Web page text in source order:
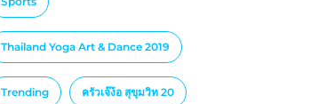
Thailand Yoga Art & Dance 2019
Trending ครัวเจ๊ง้อ สุขุมวิท 20